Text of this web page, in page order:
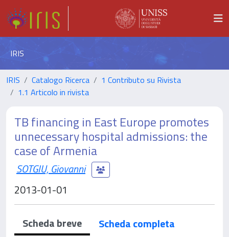
IRIS
IRIS Catalogo Ricerca
1 Contributo su Rivista
1.1 Articolo in rivista
TB financing in East Europe promotes
unnecessary hospital admissions: the
case of Armenia
SOTGIU, Giovanni
2013-01-01
Scheda breve
Scheda completa